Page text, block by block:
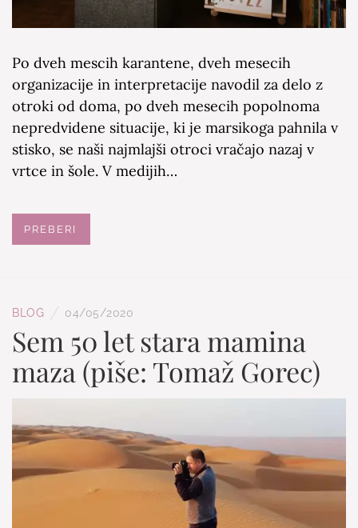
Po dveh mescih karantene, dveh mesecih
organizacije in interpretacije navodil za delo z
otroki od doma, po dveh mesecih popolnoma
nepredvidene situacije, ki je marsikoga pahnila v
stisko, se naši najmlajši otroci vračajo nazaj v
vrtce in šole. V medijih…
PREBERI
BLOG 04/05/2020
Sem 50 let stara mamina
maza (piše: Tomaž Gorec)